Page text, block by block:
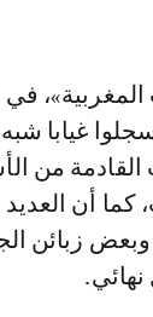
غيابا
من
كما أن
زبائن